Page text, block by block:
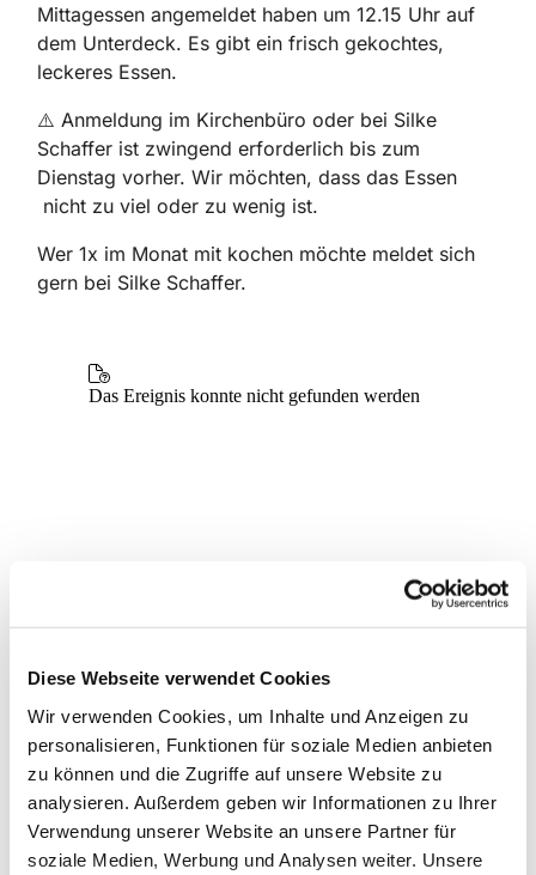
Diese Webseite verwendet Cookies
Wir verwenden Cookies, um Inhalte und Anzeigen zu
personalisieren, Funktionen für soziale Medien anbieten
zu können und die Zugriffe auf unsere Website zu
analysieren. Außerdem geben wir Informationen zu Ihrer
Verwendung unserer Website an unsere Partner für
soziale Medien, Werbung und Analysen weiter. Unsere
Mittagessen angemeldet haben um 12.15 Uhr auf
dem Unterdeck. Es gibt ein frisch gekochtes,
leckeres Essen.
⚠️ Anmeldung im Kirchenbüro oder bei Silke
Schaffer ist zwingend erforderlich bis zum
Dienstag vorher. Wir möchten, dass das Essen
nicht zu viel oder zu wenig ist.
Wer 1x im Monat mit kochen möchte meldet sich
gern bei Silke Schaffer.
Dies könnte Sie auch